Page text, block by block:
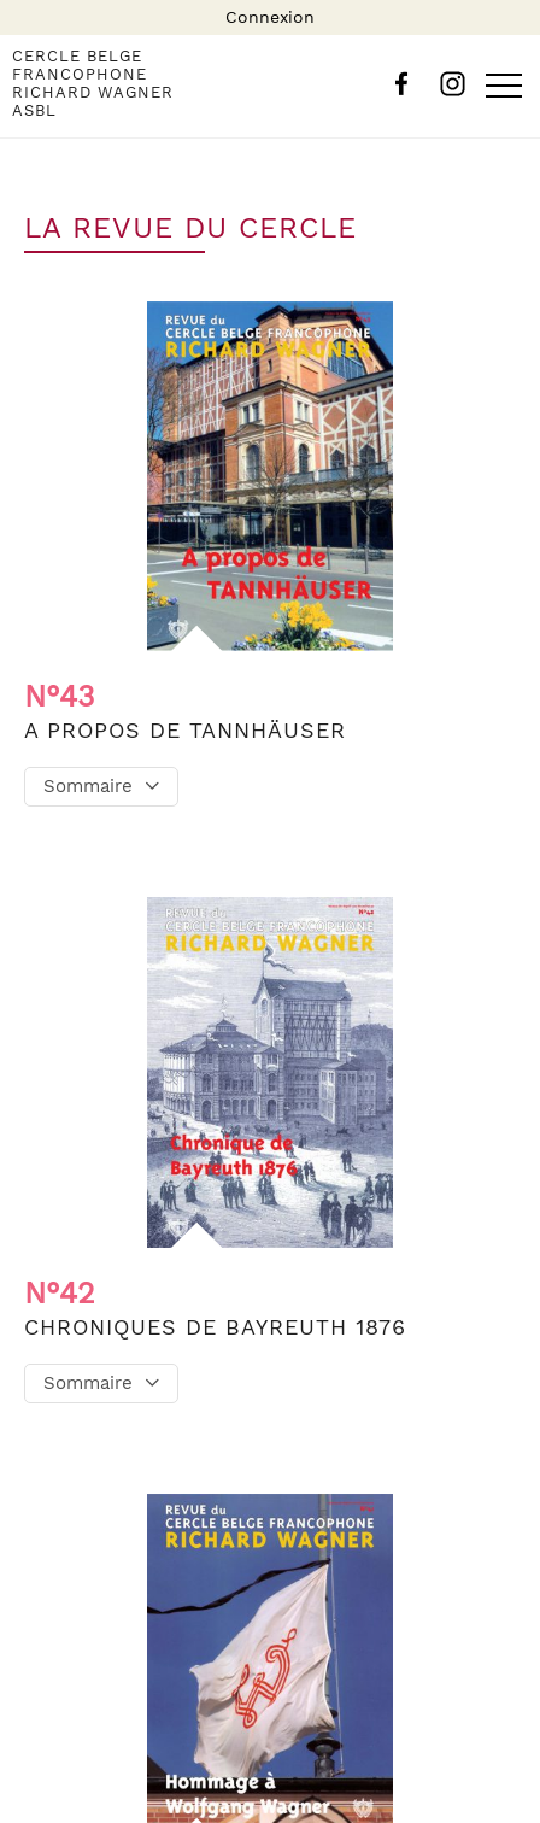
Connexion
CERCLE BELGE
FRANCOPHONE
RICHARD WAGNER
ASBL
LA REVUE DU CERCLE
N°43
A PROPOS DE TANNHÄUSER
Sommaire
N°42
CHRONIQUES DE BAYREUTH 1876
Sommaire